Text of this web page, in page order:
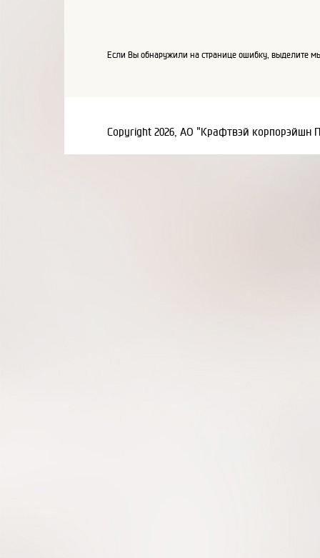
Если Вы обнаружили на странице ошибку, выделите
Copyright 2026, АО "Крафтвэй корпорэйшн